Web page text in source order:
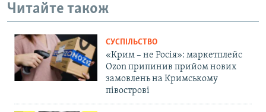
Читайте також
СУСПІЛЬСТВО
«Крим – не Росія»: маркетплейс
Ozon припинив прийом нових
замовлень на Кримському
півострові